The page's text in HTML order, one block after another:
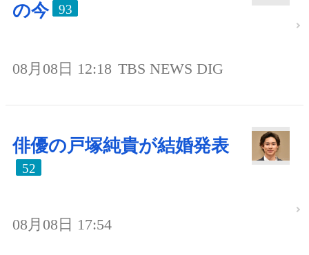
の今 93
08月08日 12:18 TBS NEWS DIG
俳優の戸塚純貴が結婚発表
52
08月08日 17:54